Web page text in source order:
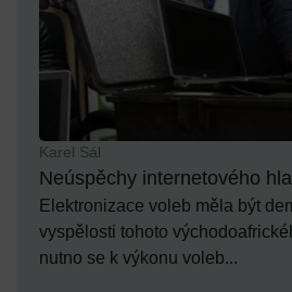
Karel Sál
Neúspěchy internetového
Elektronizace voleb měla být
vyspělosti tohoto
nutno se k výkonu voleb...